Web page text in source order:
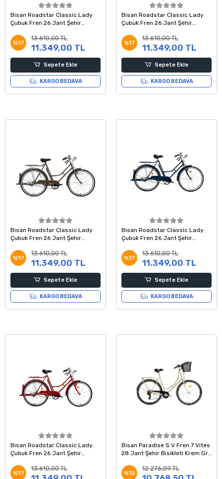
Bisan Roadstar Classic Lady
Çubuk Fren 26 Jant Şehir
%17
13.610,00 TL
11.349,00 TL
Sepete Ekle
KARGO BEDAVA
Bisan Roadstar Classic Lady
Çubuk Fren 26 Jant Şehir
%17
13.610,00 TL
11.349,00 TL
Sepete Ekle
KARGO BEDAVA
Bisan Roadstar Classic Lady
Çubuk Fren 26 Jant Şehir
Kadro
%17
13.610,00 TL
11.349,00 TL
Sepete Ekle
KARGO BEDAVA
Bisan Roadstar Classic Lady
Çubuk Fren 26 Jant Şehir
%17
13.610,00 TL
11.349,00 TL
Sepete Ekle
KARGO BEDAVA
Bisan Roadstar Classic Lady
Çubuk Fren 26 Jant Şehir
Kadro
%17
13.610,00 TL
Bisan Paradise S V Fren 7 Vites
28 Jant Şehir Bisikleti Krem Gri
%12
12.276,09 TL